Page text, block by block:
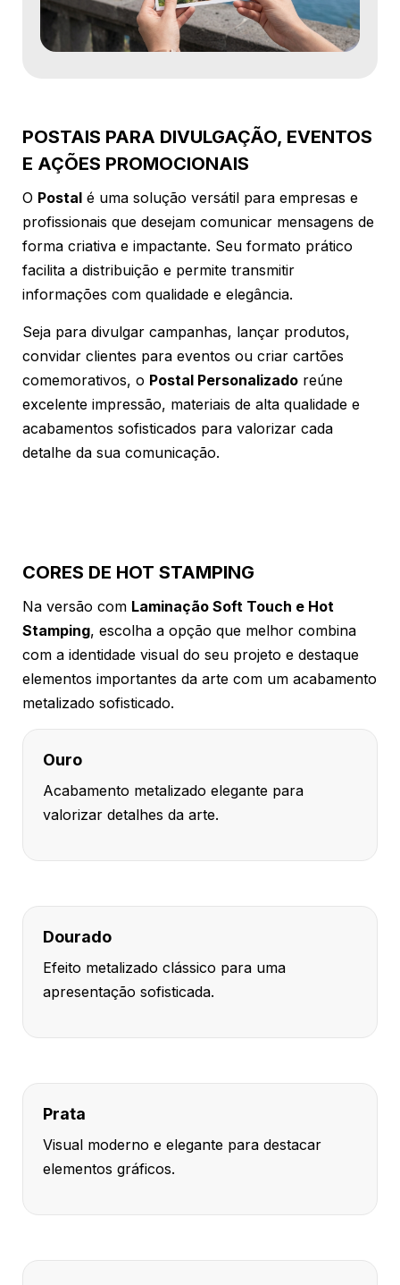
POSTAIS PARA DIVULGAÇÃO, EVENTOS
E AÇÕES PROMOCIONAIS
O Postal é uma solução versátil para empresas e
profissionais que desejam comunicar mensagens de
forma criativa e impactante. Seu formato prático
facilita a distribuição e permite transmitir
informações com qualidade e elegância.
Seja para divulgar campanhas, lançar produtos,
convidar clientes para eventos ou criar cartões
comemorativos, o Postal Personalizado reúne
excelente impressão, materiais de alta qualidade e
acabamentos sofisticados para valorizar cada
detalhe da sua comunicação.
CORES DE HOT STAMPING
Na versão com Laminação Soft Touch e Hot
Stamping, escolha a opção que melhor combina
com a identidade visual do seu projeto e destaque
elementos importantes da arte com um acabamento
metalizado sofisticado.
Ouro
Acabamento metalizado elegante para
valorizar detalhes da arte.
Dourado
Efeito metalizado clássico para uma
apresentação sofisticada.
Prata
Visual moderno e elegante para destacar
elementos gráficos.